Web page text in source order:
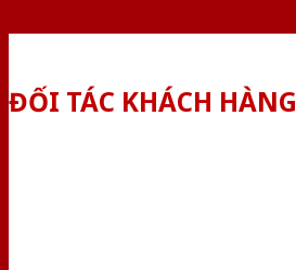
ĐỐI TÁC KHÁCH HÀNG